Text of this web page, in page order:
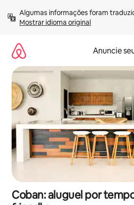
para
Mostrar idioma original
Anuncie
Coban: aluguel por